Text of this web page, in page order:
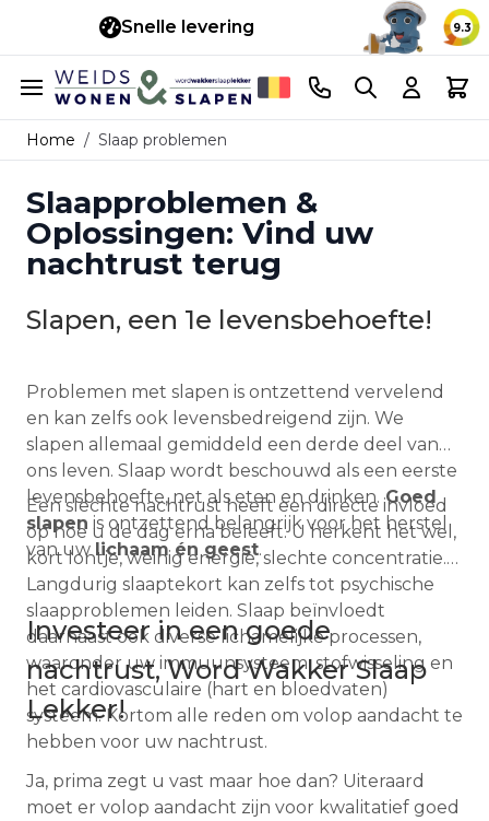
Snelle levering 14
9.3
Ga naar de inhoud
Telefoonnummer
Search Cart
Home / Slaap problemen
Slaapproblemen &
Oplossingen: Vind uw
nachtrust terug
Slapen, een 1e levensbehoefte!
Problemen met slapen is ontzettend vervelend
en kan zelfs ook levensbedreigend zijn. We
slapen allemaal gemiddeld een derde deel van
ons leven. Slaap wordt beschouwd als een eerste
levensbehoefte, net als eten en drinken. Goed
slapen is ontzettend belangrijk voor het herstel
van uwlichaam én geest.
Een slechte nachtrust heeft een directe invloed
op hoe u de dag erna beleeft. U herkent het wel,
kort lontje, weinig energie, slechte concentratie.
Langdurig slaaptekort kan zelfs tot psychische
slaapproblemen leiden. Slaap beïnvloedt
daarnaast ook diverse lichamelijke processen,
waaronder uw immuunsysteem, stofwisseling en
het cardiovasculaire (hart en bloedvaten)
systeem. Kortom alle reden om volop aandacht te
hebben voor uw nachtrust.
Investeer in een goede
nachtrust, Word Wakker Slaap
Lekker!
Ja, prima zegt u vast maar hoe dan? Uiteraard
moet er volop aandacht zijn voor kwalitatief goed